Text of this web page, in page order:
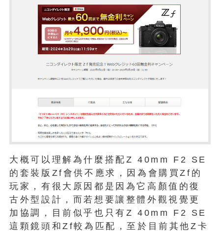
大概可以理解為什麼搭配Z 40mm F2 SE
的套裝版Zf會供不應求，因為會購買Zf的
玩家，有很大原因都是因為它高顏值的復
古外型設計，而若想要讓整體外觀視覺更
加協調，目前似乎也只有Z 40mm F2 SE
這顆鏡頭和Zf較為匹配，至於目前其他Z卡